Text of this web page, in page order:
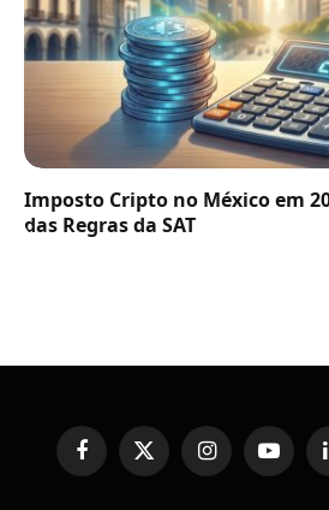
Imposto Cripto no México em
das Regras da SAT
FacebookX
(Twitter)
InstagramYouTube